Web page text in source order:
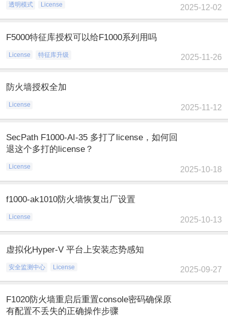
透明模式 License 2025-12-02
F5000特征库授权可以给F1000系列用吗
License 特征库升级 2025-11-26
防火墙授权全加
License 2025-11-12
SecPath F1000-AI-35 多打了license，如何回
退这个多打的license？
License 2025-10-18
f1000-ak1010防火墙恢复出厂设置
License 2025-10-13
虚拟化Hyper-V 平台上安装态势感知
安全监测中心 License 2025-09-27
F1020防火墙重启后重置console密码确保原
有配置不丢失的正确操作步骤